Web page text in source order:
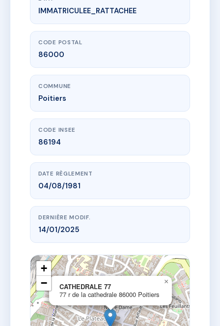
www.vme.plus/AC6565535
CATHEDRALE 77
77 r de la cathedrale
IMMATRICULEE_RATTACHEE
CODE POSTAL
86000
COMMUNE
Poitiers
CODE INSEE
86194
DATE RÈGLEMENT
04/08/1981
DERNIÈRE MODIF.
14/01/2025
CATHEDRALE 77
77 r de la cathedrale 86000 Poitiers
×
+
−